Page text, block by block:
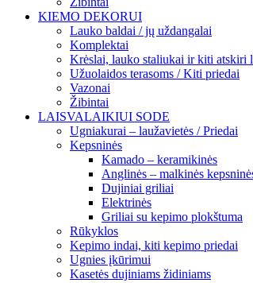
KIEMO DEKORUI
Lauko baldai / jų uždangalai
Komplektai
Krėslai, lauko staliukai ir kiti atskiri
Užuolaidos terasoms / Kiti priedai
Vazonai
Žibintai
LAISVALAIKIUI SODE
Ugniakurai – laužavietės / Priedai
Kepsninės
Kamado – keramikinės
Anglinės – malkinės
Dujiniai griliai
Elektrinės
Griliai su kepimo plokštuma
Rūkyklos
Kepimo indai, kiti kepimo priedai
Ugnies įkūrimui
Kasetės dujiniams židiniams